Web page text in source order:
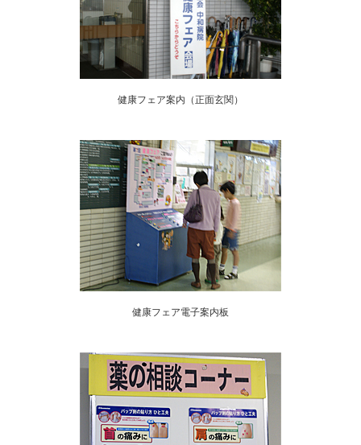
健康フェア案内（正面玄関）
健康フェア電子案内板